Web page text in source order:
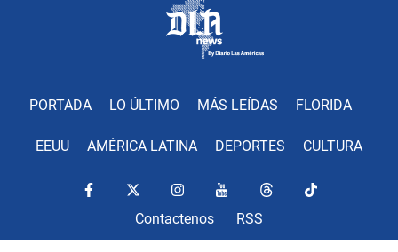
PORTADA LO ÚLTIMO MÁS LEÍDAS FLORIDA
EEUU AMÉRICA LATINA DEPORTES CULTURA
Contactenos RSS